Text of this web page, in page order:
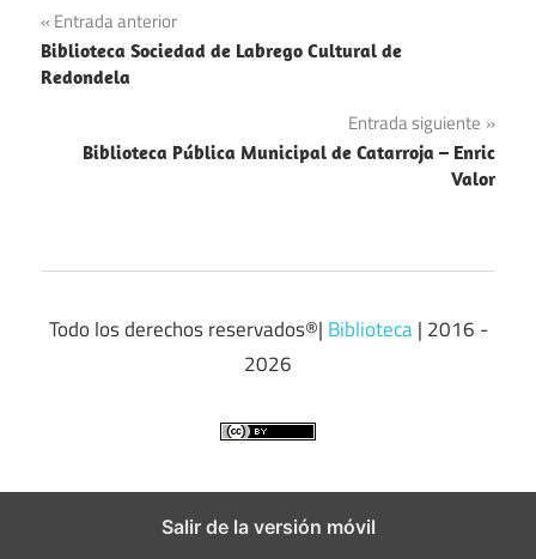
Navegación
de
Entrada anterior
Biblioteca Sociedad de Labrego Cultural de
Redondela
Entrada siguiente
Biblioteca Pública Municipal de Catarroja – Enric
Valor
Todo los derechos reservados®| Biblioteca| 2016 -
2026
Salir de la versión móvil